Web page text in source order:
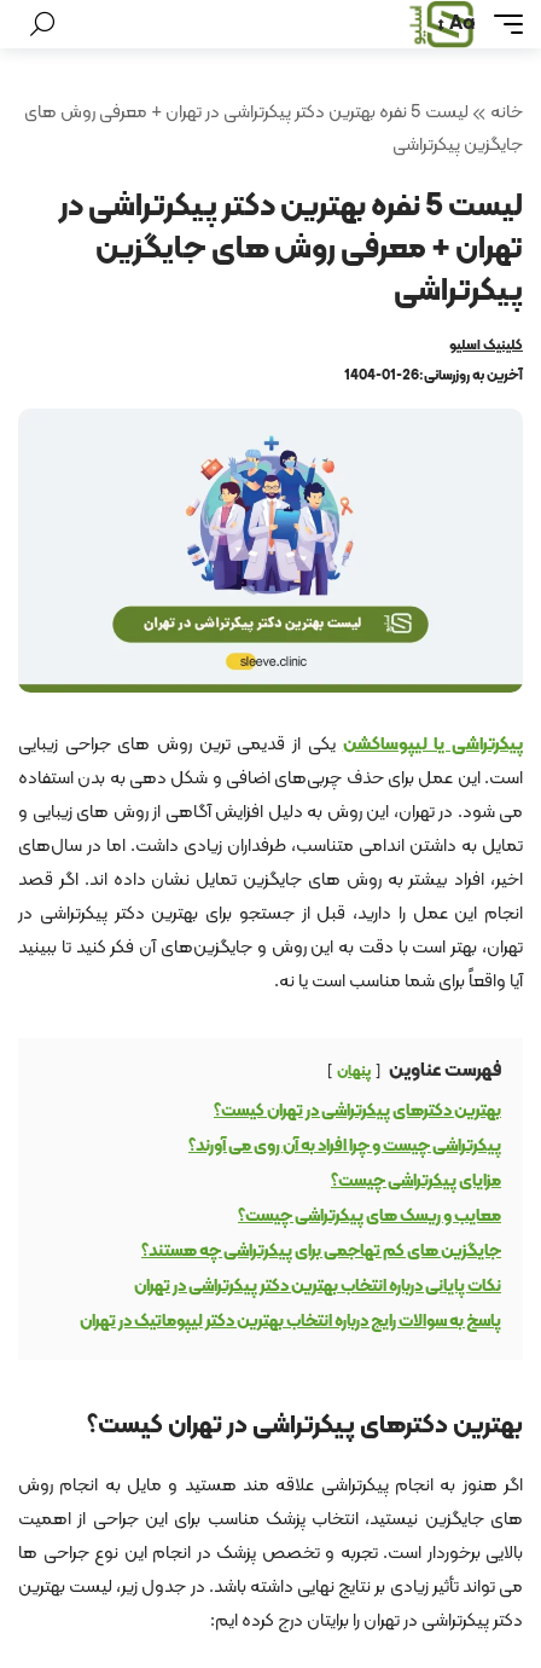
Aa
خانه
لیست 5 نفره بهترین دکتر پیکرتراشی در تهران + معرفی روش های
جایگزین پیکرتراشی
لیست 5 نفره بهترین دکتر پیکرتراشی در
تهران + معرفی روش های جایگزین
پیکرتراشی
آخرین به روزرسانی:1404-01-26
کلینیک اسلیو
پیکرتراشی یا لیپوساکشنیکی از قدیمی‌ ترین روش‌ های جراحی زیبایی
است. این عمل برای حذف چربی‌های اضافی و شکل‌ دهی به بدن استفاده
می‌ شود. در تهران، این روش به دلیل افزایش آگاهی از روش‌ های زیبایی و
تمایل به داشتن اندامی متناسب، طرفداران زیادی داشت. اما در سال‌های
اخیر، افراد بیشتر به روش‌ های جایگزین تمایل نشان داده‌ اند. اگر قصد
انجام این عمل را دارید، قبل از جستجو برای بهترین دکتر پیکرتراشی در
تهران، بهتر است با دقت به این روش و جایگزین‌های آن فکر کنید تا ببینید
آیا واقعاً برای شما مناسب است یا نه.
فهرست عناوین پنهان
بهترین دکترهای پیکرتراشی در تهران کیست؟
پیکرتراشی چیست و چرا افراد به آن روی می آورند؟
مزایای پیکرتراشی چیست؟
معایب و ریسک های پیکرتراشی چیست؟
جایگزین های کم تهاجمی برای پیکرتراشی چه هستند؟
نکات پایانی درباره انتخاب بهترین دکتر پیکرتراشی در تهران
پاسخ به سوالات رایج درباره انتخاب بهترین دکتر لیپوماتیک در تهران
بهترین دکترهای پیکرتراشی در تهران کیست؟
اگر هنوز به انجام پیکرتراشی علاقه مند هستید و مایل به انجام روش
های جایگزین نیستید، انتخاب پزشک مناسب برای این جراحی از اهمیت
بالایی برخوردار است. تجربه و تخصص پزشک در انجام این نوع جراحی ها
می تواند تأثیر زیادی بر نتایج نهایی داشته باشد. در جدول زیر، لیست بهترین
دکتر پیکرتراشی در تهران را برایتان درج کرده ایم: